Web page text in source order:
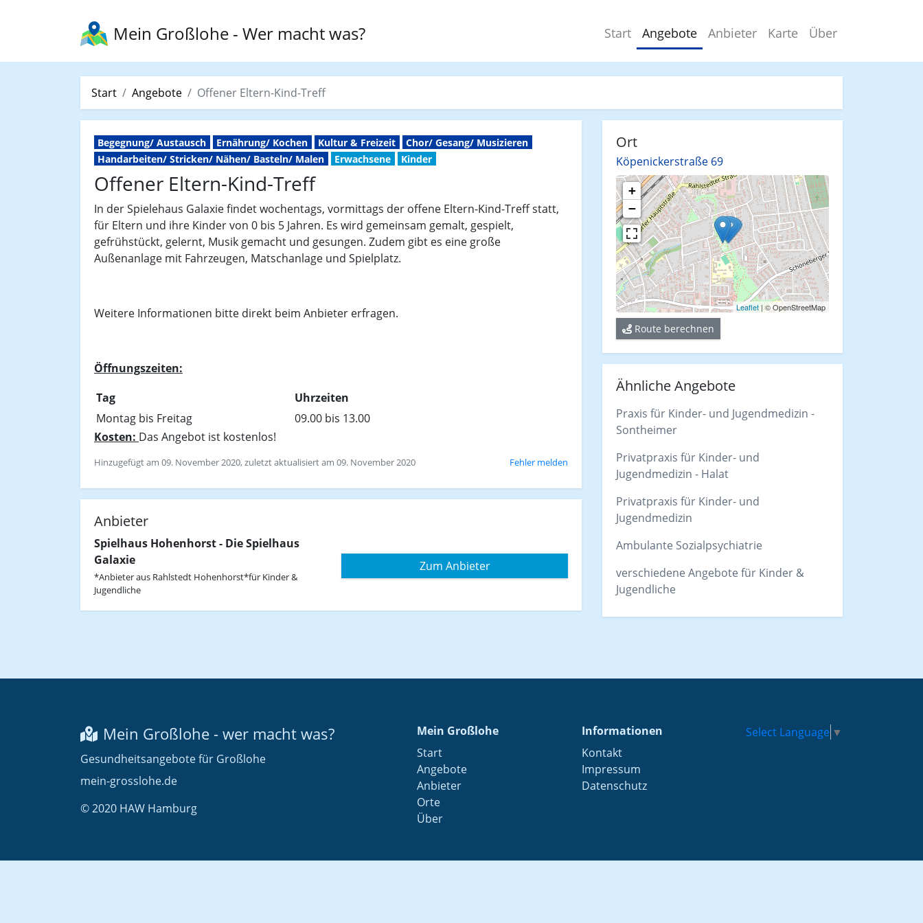
Mein Großlohe - Wer macht was? Start Angebote Anbieter Karte Über
Start Angebote Offener Eltern-Kind-Treff
Begegnung/ Austausch Ernährung/ Kochen Kultur & Freizeit
Chor/ Gesang/ Musizieren
Handarbeiten/ Stricken/ Nähen/ Basteln/ Malen
Erwachsene Kinder
Offener Eltern-Kind-Treff
In der Spielehaus Galaxie findet wochentags, vormittags der offene Eltern-Kind-Treff statt,
für Eltern und ihre Kinder von 0 bis 5 Jahren. Es wird gemeinsam gemalt, gespielt,
gefrühstückt, gelernt, Musik gemacht und gesungen. Zudem gibt es eine große
Außenanlage mit Fahrzeugen, Matschanlage und Spielplatz.
Weitere Informationen bitte direkt beim Anbieter erfragen.
Öffnungszeiten:
Tag
Uhrzeiten
Montag bis Freitag
09.00 bis 13.00
Kosten: Das Angebot ist kostenlos!
Hinzugefügt am 09. November 2020, zuletzt aktualisiert am 09. November 2020 Fehler melden
Anbieter
Spielhaus Hohenhorst - Die Spielhaus
Galaxie
*Anbieter aus Rahlstedt Hohenhorst*für Kinder &
Jugendliche
Zum Anbieter
Ort
Köpenickerstraße 69
+
−
Leaflet| © OpenStreetMap
Route berechnen
Ähnliche Angebote
Praxis für Kinder- und Jugendmedizin -
Sontheimer
Privatpraxis für Kinder- und
Jugendmedizin - Halat
Privatpraxis für Kinder- und
Jugendmedizin
Ambulante Sozialpsychiatrie
verschiedene Angebote für Kinder &
Jugendliche
Mein Großlohe - wer macht was?
Gesundheitsangebote für Großlohe
mein-grosslohe.de
© 2020 HAW Hamburg
Mein Großlohe
Start
Angebote
Anbieter
Orte
Über
Informationen
Kontakt
Impressum
Datenschutz
Select Language ▼